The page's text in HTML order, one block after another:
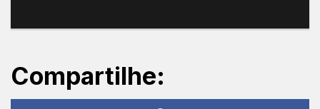
Compartilhe: